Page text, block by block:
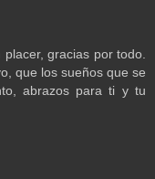
gracias por todo.
que los sueños que se
abrazos para ti y tu